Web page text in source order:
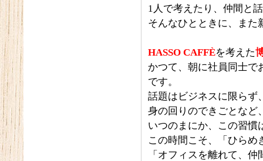
1人で考えたり、仲間と
そんなひとときに、また
HASSO CAFFÈを考えた
かつて、朝に社員同士で
です。
話題はビジネスに限らず
身の回りのできごとなど
いつのまにか、この習慣
この時間こそ、「ひらめ
「オフィスを離れて、